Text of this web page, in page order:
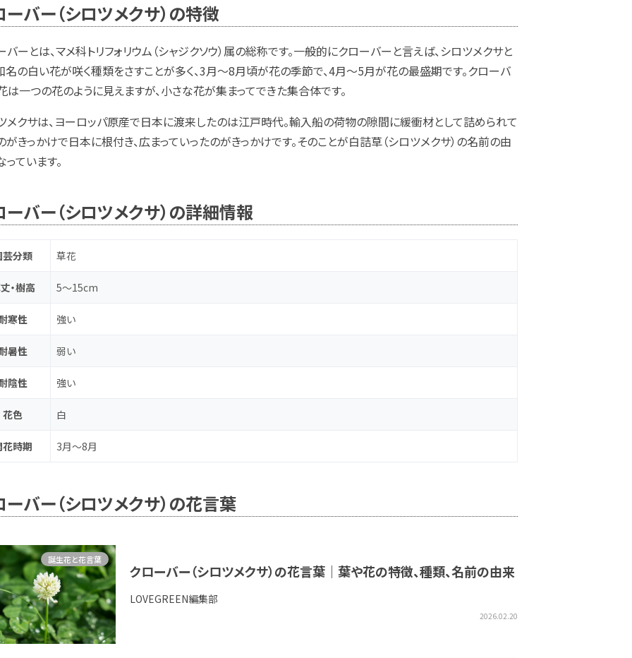
ーバー（シロツメクサ）の特徴
バーとは、マメ科トリフォリウム（シャジクソウ）属の総称です。一般的にクローバーと言えば、シロツメクサと
名の白い花が咲く種類をさすことが多く、3月～8月頃が花の季節で、4月～5月が花の最盛期です。クローバ
は一つの花のように見えますが、小さな花が集まってできた集合体です。
メクサは、ヨーロッパ原産で日本に渡来したのは江戸時代。輸入船の荷物の隙間に緩衝材として詰められて
がきっかけで日本に根付き、広まっていったのがきっかけです。そのことが白詰草（シロツメクサ）の名前の由
ています。
ーバー（シロツメクサ）の詳細情報
芸分類 草花
・樹高 5～15cm
寒性 強い
暑性 弱い
陰性 強い
花色 白
花時期 3月～8月
ーバー（シロツメクサ）の花言葉
クローバー（シロツメクサ）の花言葉｜葉や花の特徴、種類、名前の由来
LOVEGREEN編集部
2026.02.20
誕生花と花言葉